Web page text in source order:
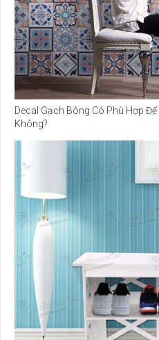
Decal Gạch Bông Có Phù Hợp
Không?